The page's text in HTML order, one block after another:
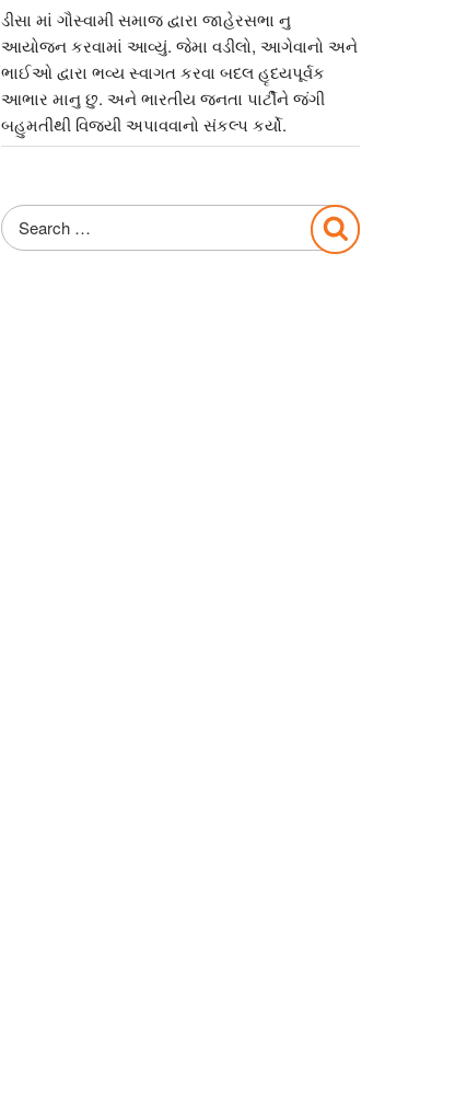
ડીસા માં ગૌસ્વામી સમાજ દ્વારા જાહેરસભા નુ
આયોજન કરવામાં આવ્યું. જેમા વડીલો, આગેવાનો અને
ભાઈઓ દ્વારા ભવ્ય સ્વાગત કરવા બદલ હૃદયપૂર્વક
આભાર માનુ છુ. અને ભારતીય જનતા પાર્ટીને જંગી
બહુમતીથી વિજયી અપાવવાનો સંકલ્પ કર્યો.
Search
for:
Search